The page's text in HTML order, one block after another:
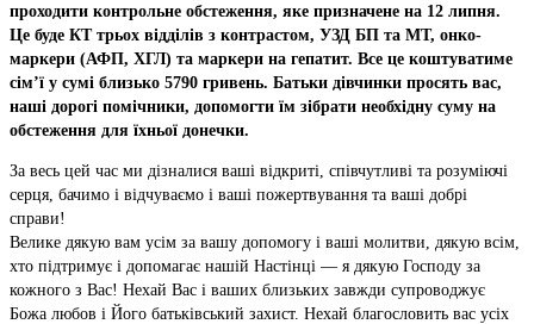
проходити контрольне обстеження, яке призначене на 12 липня.
Це буде КТ трьох відділів з контрастом, УЗД БП та МТ, онко-
маркери (АФП, ХГЛ) та маркери на гепатит. Все це коштуватиме
сім’ї у сумі близько 5790 гривень. Батьки дівчинки просять вас,
наші дорогі помічники, допомогти їм зібрати необхідну суму на
обстеження для їхньої донечки.
За весь цей час ми дізналися ваші відкриті, співчутливі та розуміючі
серця, бачимо і відчуваємо і ваші пожертвування та ваші добрі
справи!
Велике дякую вам усім за вашу допомогу і ваші молитви, дякую всім,
хто підтримує і допомагає нашій Настінці — я дякую Господу за
кожного з Вас! Нехай Вас і ваших близьких завжди супроводжує
Божа любов і Його батьківський захист. Нехай благословить вас усіх